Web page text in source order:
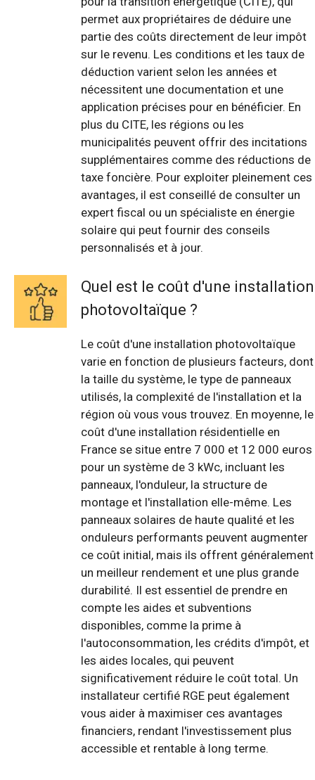
permet aux propriétaires de déduire une
partie des coûts directement de leur impôt
sur le revenu. Les conditions et les taux de
déduction varient selon les années et
nécessitent une documentation et une
application précises pour en bénéficier. En
plus du CITE, les régions ou les
municipalités peuvent offrir des incitations
supplémentaires comme des réductions de
taxe foncière. Pour exploiter pleinement ces
avantages, il est conseillé de consulter un
expert fiscal ou un spécialiste en énergie
solaire qui peut fournir des conseils
personnalisés et à jour.
Quel est le coût d'une installation
photovoltaïque ?
Le coût d'une installation photovoltaïque
varie en fonction de plusieurs facteurs, dont
la taille du système, le type de panneaux
utilisés, la complexité de l'installation et la
région où vous vous trouvez. En moyenne, le
coût d'une installation résidentielle en
France se situe entre 7 000 et 12 000 euros
pour un système de 3 kWc, incluant les
panneaux, l'onduleur, la structure de
montage et l'installation elle-même. Les
panneaux solaires de haute qualité et les
onduleurs performants peuvent augmenter
ce coût initial, mais ils offrent généralement
un meilleur rendement et une plus grande
durabilité. Il est essentiel de prendre en
compte les aides et subventions
disponibles, comme la prime à
l'autoconsommation, les crédits d'impôt, et
les aides locales, qui peuvent
significativement réduire le coût total. Un
installateur certifié RGE peut également
vous aider à maximiser ces avantages
financiers, rendant l'investissement plus
accessible et rentable à long terme.